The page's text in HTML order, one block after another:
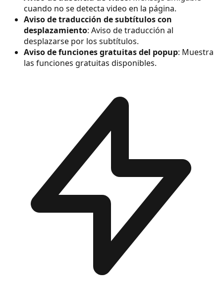
cuando no se detecta video en la página.
Aviso de traducción de subtítulos con
desplazamiento: Aviso de traducción al
desplazarse por los subtítulos.
Aviso de funciones gratuitas del popup: Muestra
las funciones gratuitas disponibles.